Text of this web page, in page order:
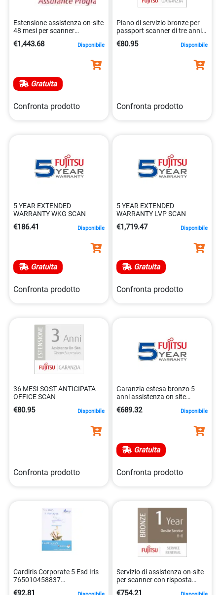
Estensione assistenza on-site
48 mesi per scanner
€1,443.68 Disponibile
Gratuita
Confronta prodotto
Piano di servizio bronze per
passport scanner di tre anni
€80.95 Disponibile
Confronta prodotto
5 YEAR EXTENDED
WARRANTY WKG SCAN
€186.41 Disponibile
Gratuita
Confronta prodotto
5 YEAR EXTENDED
WARRANTY LVP SCAN
€1,719.47 Disponibile
Gratuita
Confronta prodotto
36 MESI SOST ANTICIPATA
OFFICE SCAN
€80.95 Disponibile
Confronta prodotto
Garanzia estesa bronzo 5
anni assistenza on site
€689.32 Disponibile
Gratuita
Confronta prodotto
Cardiris Corporate 5 Esd Iris
765010458837
€92.81
Servizio di assistenza on-site
per scanner con risposta
€754.21